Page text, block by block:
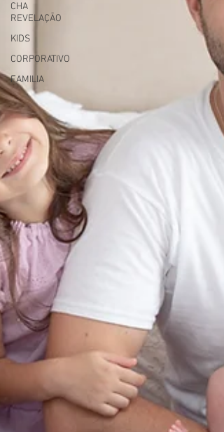
CHA
REVELAÇÃO
KIDS
CORPORATIVO
FAMILIA